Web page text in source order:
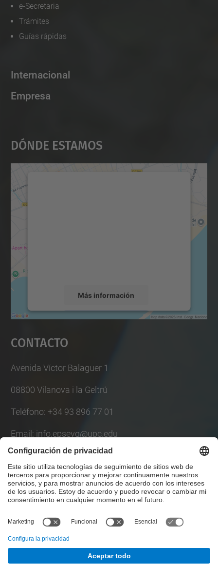
e-Secretaria
Trámites
Guías rápidas
Internacional
Empresa
Dónde Estamos
Más información
Aceptar
powered by
Contacto
Avenida Víctor Balaguer 1
08800 Vilanova i la Geltrú
Teléfono: +34 93 896 77 01
Email: info.epsevg@upc.edu
Lista Redes Sociales
© UPCEscuela Politécnica Superior de Ingeniería de
Vilanova i la Geltrú. EPSEVG